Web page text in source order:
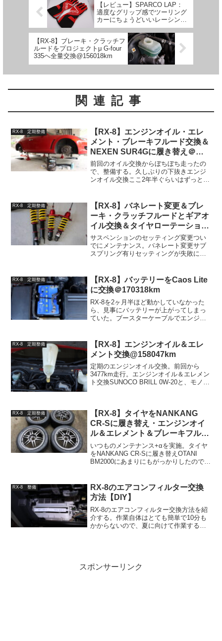
【レビュー】SPARCO LAP：
適度なグリップ感でツーリング
カーにちょうどいいレーシング
グローブ
【RX-8】ブレーキ・クラッチフ
ルードをプロジェクトμ G-four
335へ全量交換@156018km
関連記事
RX-8 定期整備
【RX-8】エンジンオイル・エレ
メント・ブレーキフルード交換＆
NEXEN SUR4Gに履き替え＠
161084km
前回のオイル交換からぼちぼち走ったの
で、整備する。久しぶりの下抜きエンジ
ンオイル交換ここ2年半ぐらいはずっとエ
する。何となくだけどオイルパンの底に
汚れが溜まってたりした...
RX-8 定期整備
【RX-8】バネレート変更＆ブレ
ーキ・クラッチフルードとギアオ
イル交換＆タイヤローテーション
＠181067km
サスペンションのセッティング変更つい
でにメンテナンス。バネレート変更サブ
スプリング有りセッティングが失敗に終
を感じずにはいられなかったので、サス
セッティングを変更する。...
RX-8 定期整備
【RX-8】バッテリーをCaos Lite
に交換＠170318km
RX-8を2ヶ月半ほど動かしていなかった
ら、見事にバッテリーが上がってしまっ
ていた。ブースターケーブルでエンジン
ワーがバッテリーになかった。放置期間
に入る前からバッテリ...
RX-8 定期整備
【RX-8】エンジンオイル＆エレ
メント交換@158047km
定期のエンジンオイル交換。前回から
3477km走行。エンジンオイル＆エレメン
ト交換SUNOCO BRILL 0W-20と、モノタ
RX-8 定期整備
【RX-8】タイヤをNANKANG
CR-Sに履き替え・エンジンオイ
ル＆エレメント＆ブレーキフルー
ド交換・エアクリ掃除・車高調メ
ンテナンス＠177203km
いつものメンテナンス+αを実施。タイヤ
をNANKANG CR-Sに履き替えOTANI
BM2000にあまりにもがっかりしたので
り、タイヤの過去最高金額を更...
RX-8 整備
RX-8のエアコンフィルター交換
方法【DIY】
RX-8のエアコンフィルター交換方法を紹
介する。作業自体はとても簡単で10分も
かからないので、夏に向けて作業するの
スポンサーリンク